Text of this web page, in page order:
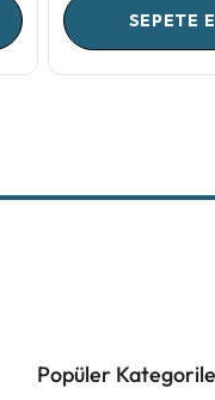
SEPETE
Popüler